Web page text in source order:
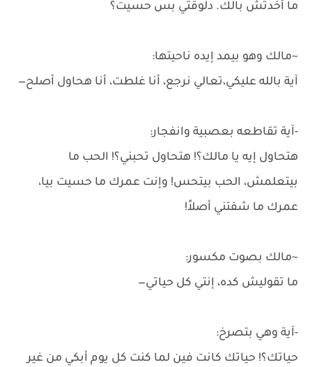
ما أخدتش بالك. دلوقتي بس حسيت؟
~مالك وهو بيمد إيده ناحيتها:
آية بالله عليكي،تعالي نرجع، أنا غلطت، أنا هحاول أصلح—
-آية تقاطعه بعصبية وانفجار:
هتحاول إيه يا مالك؟! هتحاول تحبني؟! الحب ما
بيتعلمش، الحب بيتحس! وإنت عمرك ما حسيت بيا،
عمرك ما شفتني أصلاً!
~مالك بصوت مكسور:
ما تقوليش كده، إنتي كل حياتي—
-آية وهي بتصرخ:
حياتك؟! حياتك كانت فين لما كنت كل يوم أبكي من غير